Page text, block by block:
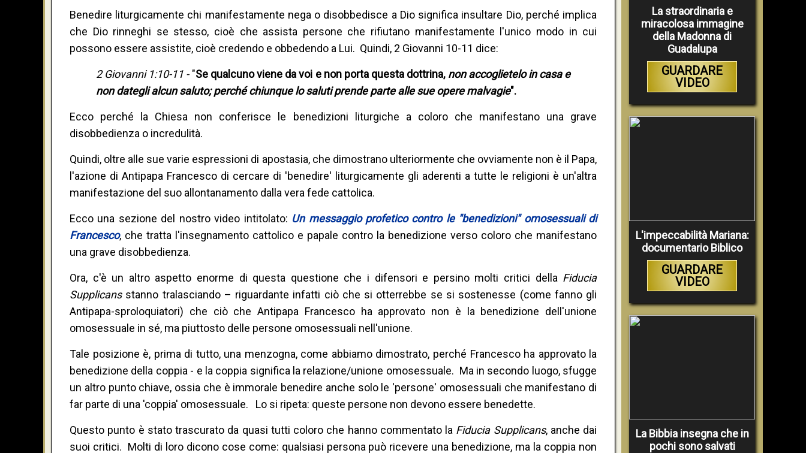
Benedire liturgicamente chi manifestamente nega o disobbedisce a Dio significa insultare Dio, perché implica
che Dio rinneghi se stesso, cioè che assista persone che rifiutano manifestamente l'unico modo in cui
possono essere assistite, cioè credendo e obbedendo a Lui. Quindi, 2 Giovanni 10-11 dice:
2 Giovanni 1:10-11 - "Se qualcunoviene da voi e non porta questa dottrina, non accoglietelo in casa e
non dategli alcun saluto; perché chiunque lo saluti prende parte alle sue opere malvagie".
Ecco perché la Chiesa non conferisce le benedizioni liturgiche a coloro che manifestano una grave
disobbedienza o incredulità.
Quindi, oltre alle sue varie espressioni di apostasia, che dimostrano ulteriormente che ovviamente non è il Papa,
l'azione di Antipapa Francesco di cercare di 'benedire' liturgicamente gli aderenti a tutte le religioni è un'altra
manifestazione del suo allontanamento dalla vera fede cattolica.
Ecco una sezione del nostro video intitolato: Un messaggio profetico contro le "benedizioni" omosessuali di
Francesco, che tratta l'insegnamento cattolico e papale contro la benedizione verso coloro che manifestano
una grave disobbedienza.
Ora, c'è un altro aspetto enorme di questa questione che i difensori e persino molti critici della Fiducia
Supplicans stanno tralasciando – riguardante infatti ciò che si otterrebbe se si sostenesse (come fanno gli
Antipapa-sproloquiatori) che ciò che Antipapa Francesco ha approvato non è la benedizione dell'unione
omosessuale in sé, ma piuttosto delle persone omosessuali nell'unione.
Tale posizione è, prima di tutto, una menzogna, come abbiamo dimostrato, perché Francesco ha approvato la
benedizione della coppia - e la coppia significa la relazione/unione omosessuale. Ma in secondo luogo, sfugge
un altro punto chiave, ossia che è immorale benedire anche solo le 'persone' omosessuali che manifestano di
far parte di una 'coppia' omosessuale. Lo si ripeta: queste persone non devono essere benedette.
Questo punto è stato trascurato da quasi tutti coloro che hanno commentato la Fiducia Supplicans, anche dai
suoi critici. Molti di loro dicono cose come: qualsiasi persona può ricevere una benedizione, ma la coppia non
La straordinaria e
miracolosa immagine
della Madonna di
Guadalupa
GUARDARE
VIDEO
L'impeccabilità Mariana:
documentario Biblico
GUARDARE
VIDEO
La Bibbia insegna che in
pochi sono salvati